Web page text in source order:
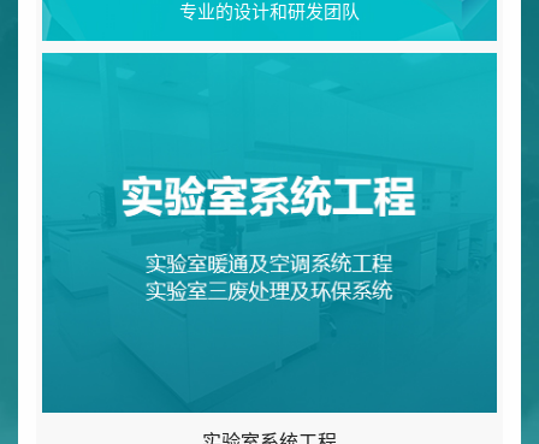
专业的设计和研发团队